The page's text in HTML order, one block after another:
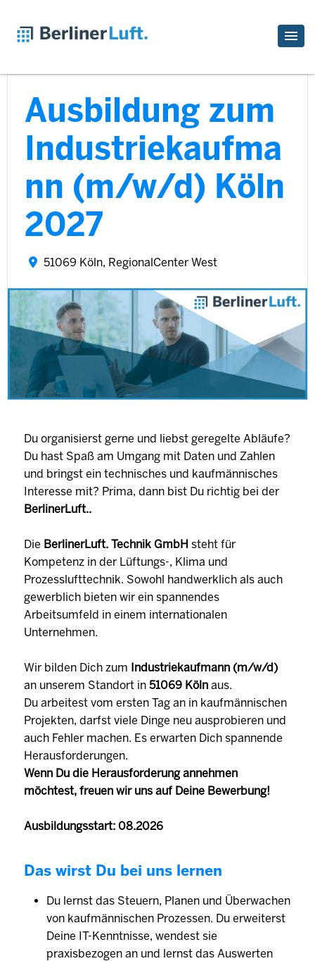
Ausbildung zum
Industriekaufma
nn (m/w/d) Köln
2027
51069 Köln, RegionalCenter West
Du organisierst gerne und liebst geregelte Abläufe?
Du hast Spaß am Umgang mit Daten und Zahlen
und bringst ein technisches und kaufmännisches
Interesse mit? Prima, dann bist Du richtig bei der
BerlinerLuft..
Die BerlinerLuft. Technik GmbH steht für
Kompetenz in der Lüftungs-, Klima und
Prozesslufttechnik. Sowohl handwerklich als auch
gewerblich bieten wir ein spannendes
Arbeitsumfeld in einem internationalen
Unternehmen.
Wir bilden Dich zum Industriekaufmann (m/w/d)
an unserem Standort in 51069 Köln aus.
Du arbeitest vom ersten Tag an in kaufmännischen
Projekten, darfst viele Dinge neu ausprobieren und
auch Fehler machen. Es erwarten Dich spannende
Herausforderungen.
Wenn Du die Herausforderung annehmen
möchtest, freuen wir uns auf Deine Bewerbung!
Ausbildungsstart: 08.2026
Das wirst Du bei uns lernen
Du lernst das Steuern, Planen und Überwachen
von kaufmännischen Prozessen. Du erweiterst
Deine IT-Kenntnisse, wendest sie
praxisbezogen an und lernst das Auswerten